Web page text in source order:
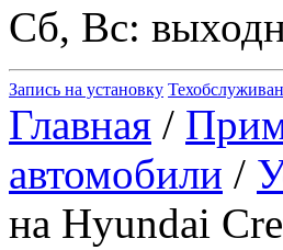
Сб, Вс:
Запись на установку
Главная /
автомобили /
на Hyundai